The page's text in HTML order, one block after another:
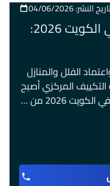
النشر: 04/06/2026
سعر صيانة تكييف مركزي في الكويت 2026:
الفلل والمنازل
المركزي أصبح
2026 من …